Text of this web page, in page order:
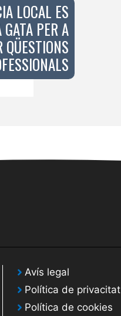
LOCAL ES
PER A
QÜESTIONS
Avís legal
Política de privacitat
Política de cookies